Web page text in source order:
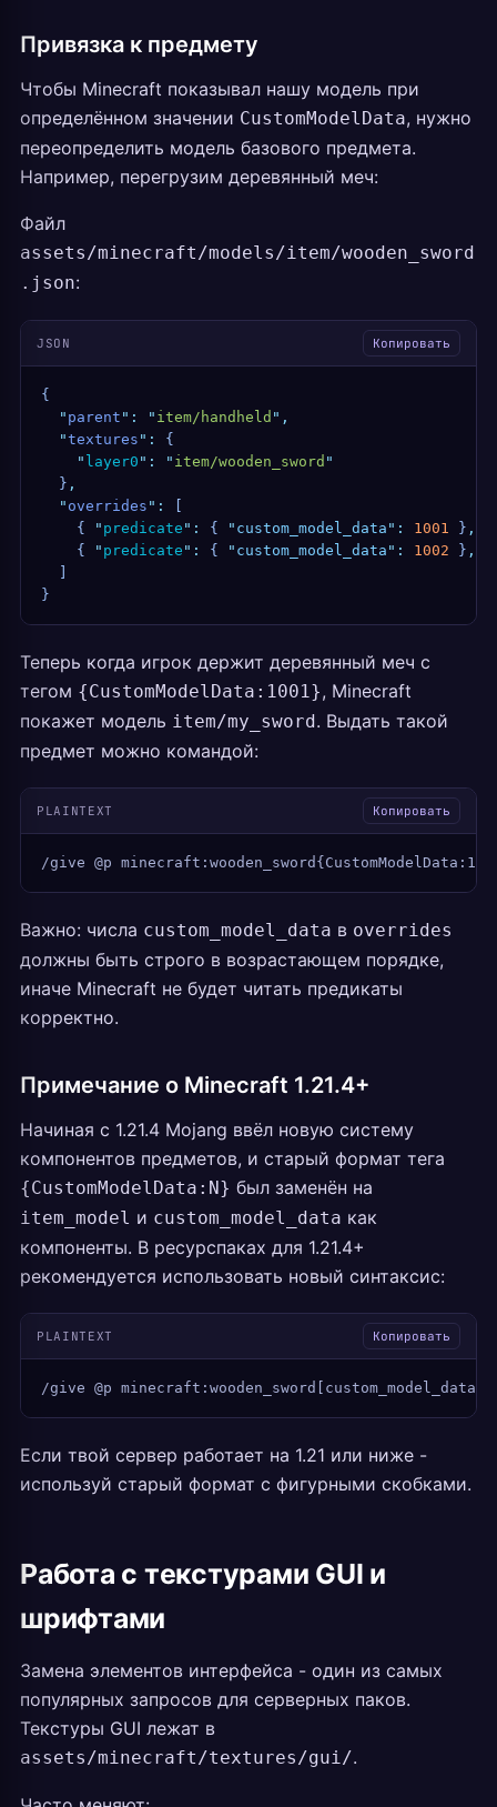
Привязка к предмету
Чтобы Minecraft показывал нашу модель при
определённом значении CustomModelData, нужно
переопределить модель базового предмета.
Например, перегрузим деревянный меч:
Файл
assets/minecraft/models/item/wooden_sword
.json:
JSON Копировать
{
  "
parent " : " item/handheld " ,
  "
textures " :
{
    "
layer0 " : " item/wooden_sword "
  }
,
  "
overrides " :
    {
" predicate " : { " custom_model_data " : 1001 } ,
    {
" predicate " : { " custom_model_data " : 1002 } ,
}
Теперь когда игрок держит деревянный меч с
тегом {CustomModelData:1001}, Minecraft
покажет модель item/my_sword. Выдать такой
предмет можно командой:
PLAINTEXT Копировать
/give @p
Важно: числа custom_model_data в overrides
должны быть строго в возрастающем порядке,
иначе Minecraft не будет читать предикаты
корректно.
Примечание о Minecraft 1.21.4+
Начиная с 1.21.4 Mojang ввёл новую систему
компонентов предметов, и старый формат тега
{CustomModelData:N} был заменён на
item_model и custom_model_data как
компоненты. В ресурспаках для 1.21.4+
рекомендуется использовать новый синтаксис:
PLAINTEXT Копировать
/give @p
Если твой сервер работает на 1.21 или ниже -
используй старый формат с фигурными скобками.
Работа с текстурами GUI и
шрифтами
Замена элементов интерфейса - один из самых
популярных запросов для серверных паков.
Текстуры GUI лежат в
assets/minecraft/textures/gui/.